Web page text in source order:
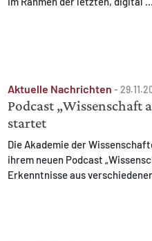
Aktuelle Nachrichten -
Podcast „Wissenschaft
startet
Die Akademie der
ihrem neuen Podcast
Erkenntnisse aus